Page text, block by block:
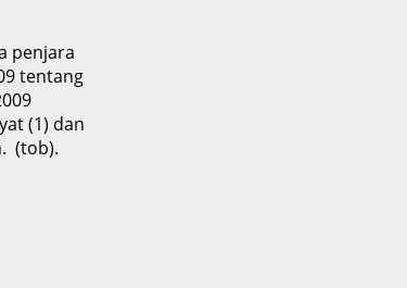
penjara
tentang
(1) dan
(tob).